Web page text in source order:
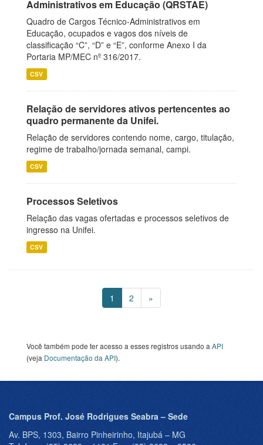
Administrativos em Educação (QRSTAE)
Quadro de Cargos Técnico-Administrativos em
Educação, ocupados e vagos dos níveis de
classificação “C”, “D” e “E”, conforme Anexo I da
Portaria MP/MEC nº 316/2017.
CSV
Relação de servidores ativos pertencentes ao
quadro permanente da Unifei.
Relação de servidores contendo nome, cargo, titulação,
regime de trabalho/jornada semanal, campi.
CSV
Processos Seletivos
Relação das vagas ofertadas e processos seletivos de
ingresso na Unifei.
CSV
1 2 »
Você também pode ter acesso a esses registros usando a API
(veja Documentação da API).
Campus Prof. José Rodrigues Seabra – Sede
Av. BPS, 1303, Bairro Pinheirinho, Itajubá – MG